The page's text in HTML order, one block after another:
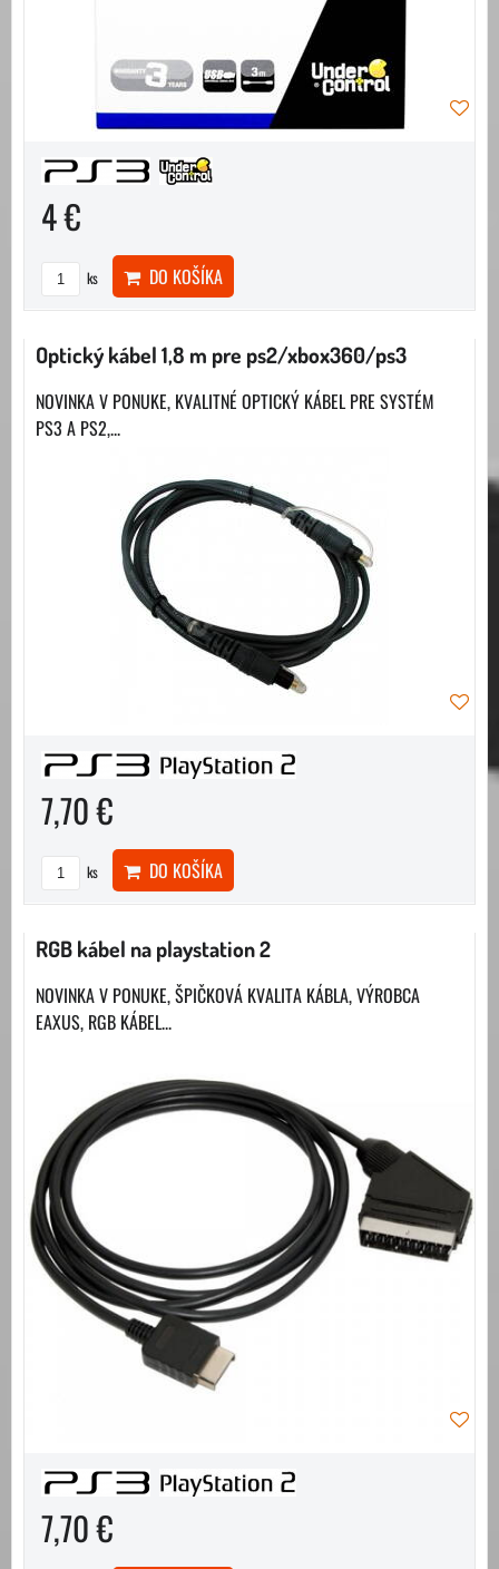
4 €
ks DO KOŠÍKA
Optický kábel 1,8 m pre ps2/xbox360/ps3
NOVINKA V PONUKE, KVALITNÉ OPTICKÝ KÁBEL PRE SYSTÉM
PS3 A PS2,...
7,70 €
ks DO KOŠÍKA
RGB kábel na playstation 2
NOVINKA V PONUKE, ŠPIČKOVÁ KVALITA KÁBLA, VÝROBCA
EAXUS, RGB KÁBEL...
7,70 €